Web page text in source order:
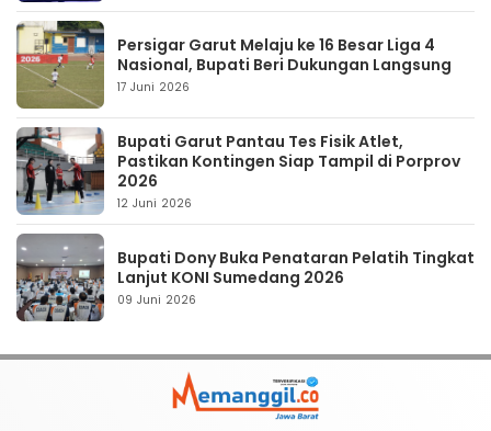
Persigar Garut Melaju ke 16 Besar Liga 4
Nasional, Bupati Beri Dukungan Langsung
17 Juni 2026
Bupati Garut Pantau Tes Fisik Atlet,
Pastikan Kontingen Siap Tampil di Porprov
2026
12 Juni 2026
Bupati Dony Buka Penataran Pelatih Tingkat
Lanjut KONI Sumedang 2026
09 Juni 2026